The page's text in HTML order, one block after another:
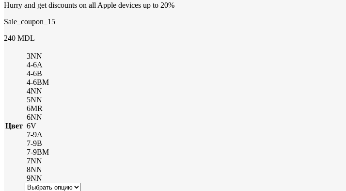
Hurry and get discounts on all Apple devices up to 20%
Sale_coupon_15
240 MDL
Цвет
3NN
4-6A
4-6B
4-6BM
4NN
5NN
6MR
6NN
6V
7-9A
7-9B
7-9BM
7NN
8NN
9NN